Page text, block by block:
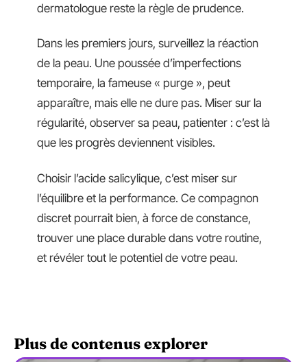
dermatologue reste la règle de prudence.
Dans les premiers jours, surveillez la réaction
de la peau. Une poussée d’imperfections
temporaire, la fameuse « purge », peut
apparaître, mais elle ne dure pas. Miser sur la
régularité, observer sa peau, patienter : c’est là
que les progrès deviennent visibles.
Choisir l’acide salicylique, c’est miser sur
l’équilibre et la performance. Ce compagnon
discret pourrait bien, à force de constance,
trouver une place durable dans votre routine,
et révéler tout le potentiel de votre peau.
Plus de contenus explorer